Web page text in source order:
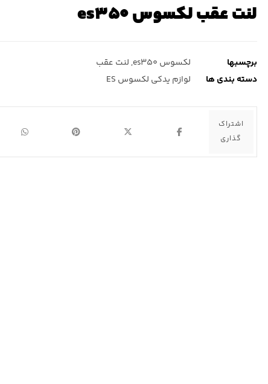
لنت عقب لکسوس es۳۵۰
برچسبها لکسوس es۳۵۰ , لنت عقب
دسته بندی ها
لوازم یدکی لکسوس ES